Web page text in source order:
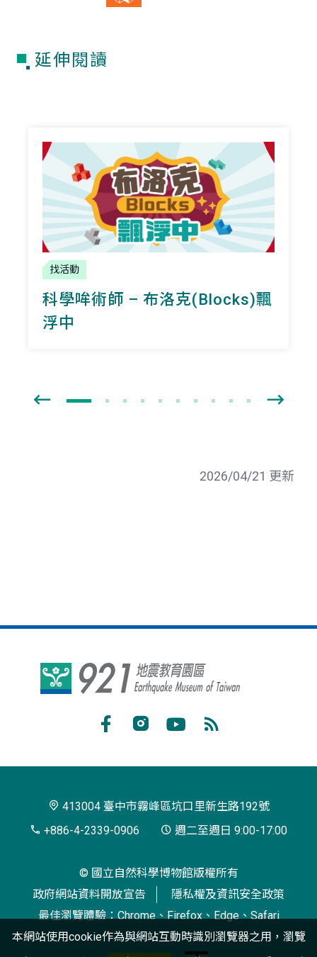
延伸閱讀
找活動
科學哞術師 – 布洛克(Blocks)飄
浮中
2026/04/21 更新
921
園
區
閱
413004 臺中市霧峰區坑口里新生路192號
+886-4-2339-0906
週二至週日 9:00-17:00
© 國立自然科學博物館版權所有
政府網站資料開放宣告
隱私權及資訊安全政策
最佳瀏覽體驗：Chrome、Firefox、Edge、Safari
本網站使用cookie作為與網站互動時識別瀏覽器之用，瀏覽